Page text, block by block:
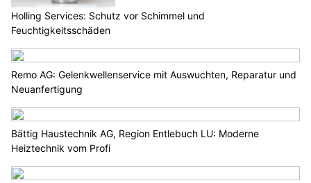
Holling Services: Schutz vor Schimmel und
Feuchtigkeitsschäden
Remo AG: Gelenkwellenservice mit Auswuchten, Reparatur und
Neuanfertigung
Bättig Haustechnik AG, Region Entlebuch LU: Moderne
Heiztechnik vom Profi